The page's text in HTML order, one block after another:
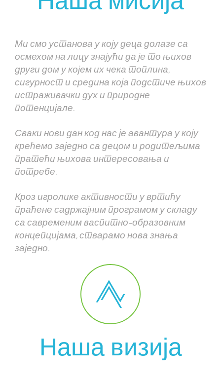
Ми смо установа у коју деца долазе са
осмехом на лицу знајући да је то њихов
други дом у којем их чека топлина,
сигурност и средина која подстиче њихов
истраживачки дух и природне
потенцијале.
Сваки нови дан код нас је авантура у коју
крећемо заједно са децом и родитељима
пратећи њихова интересовања и
потребе.
Кроз игролике активности у вртићу
праћене садржајним програмом у складу
са савременим васпитно-образовним
концепцијама, стварамо нова знања
заједно.
Наша визија